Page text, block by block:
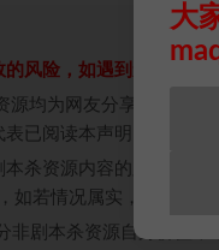
的风险，如遇到无效链接
源均为网友分享投稿+个
已阅读本声明，理解并
本杀资源内容的版权均属
如若情况属实，我们将会
非剧本杀资源自身价值
大